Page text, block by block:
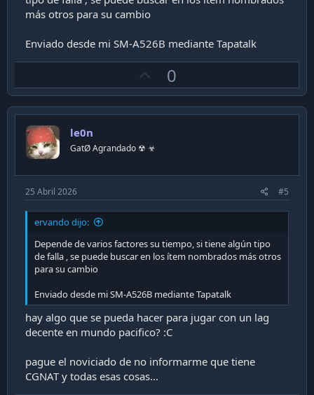
más otros para su cambio
Enviado desde mi SM-A526B mediante Tapatalk
p
v
0
le0n
GatØ Agrandado ☢ ☣
25 Abril 2026 #5
ervando dijo:
Depende de varios factores su tiempo, si tiene algún tipo
de falla , se puede buscar en los ítem nombrados más otros
para su cambio
Enviado desde mi SM-A526B mediante Tapatalk
hay algo que se pueda hacer para jugar con un lag
decente en mundo pacifico? :C
pague el noviciado de no informarme que tiene
CGNAT y todas esas cosas...